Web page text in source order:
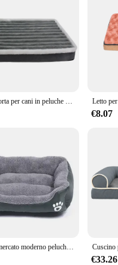
Cuccia corta per cani in peluche con fondo antiscivolo copriletto per cani in schiuma ortopedica fodera rimovibile per cani di taglia media e piccola lavabile in lavatrice
€8.07
A buon mercato moderno peluche calmante divano letto per cani Xl grande Memory Foam Pet ortopedico letto per cani
€33.26